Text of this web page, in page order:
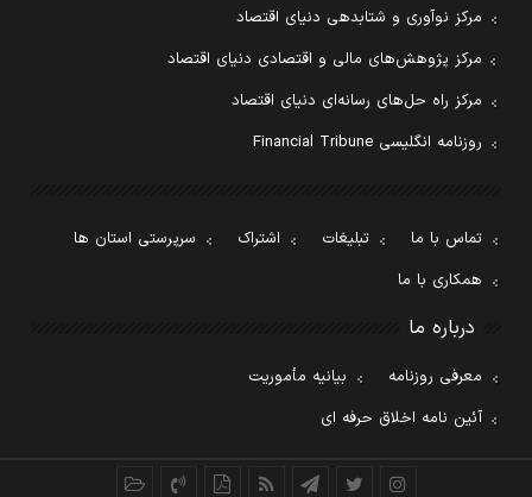
مرکز نوآوری و شتابدهی دنیای اقتصاد
مرکز پژوهش‌های مالی و اقتصادی دنیای اقتصاد
مرکز راه حل‌های رسانه‌ای دنیای اقتصاد
روزنامه انگلیسی Financial Tribune
تماس با ما تبلیغات اشتراک
سرپرستی استان ها
همکاری با ما
درباره ما
معرفی روزنامه
بیانیه مأموریت
آئین نامه اخلاق حرفه ای